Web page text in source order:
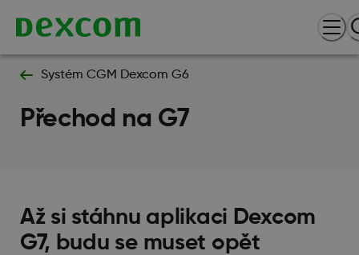
Systém CGM Dexcom G6
Přechod na G7
Až si stáhnu aplikaci Dexcom
G7, budu se muset opět